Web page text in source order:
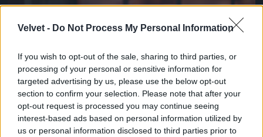
Velvet - Do Not Process My Personal Information
If you wish to opt-out of the sale, sharing to third parties, or
processing of your personal or sensitive information for
targeted advertising by us, please use the below opt-out
section to confirm your selection. Please note that after your
opt-out request is processed you may continue seeing
interest-based ads based on personal information utilized by
us or personal information disclosed to third parties prior to